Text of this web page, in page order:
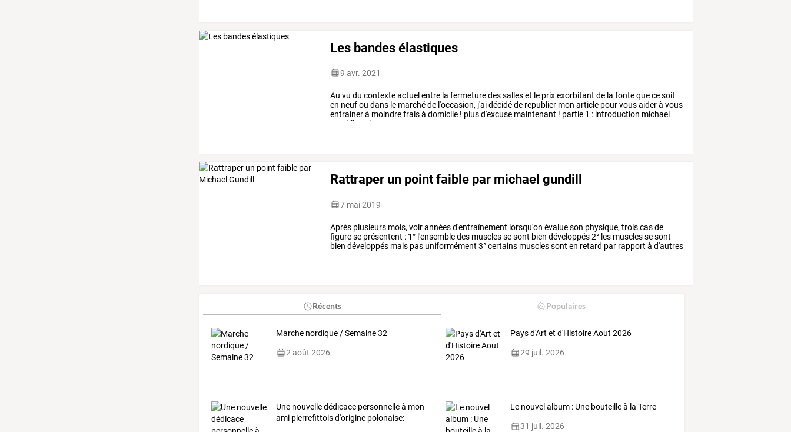
Les bandes élastiques
9 avr. 2021
Au vu du contexteactuel entre la fermeturedessalleset le prixexorbitant de la fontequecesoit
en neufou dans le marchéde l'occasion, j'aidécidéde republier mon article pourvousaiderà vous
entrainerà moindrefraisà domicile ! plusd'excuse maintenant ! partie 1 : introduction michael
gundill avait
Rattraper un point faible par michael gundill
7 mai 2019
Après plusieurs mois, voirannéesd'entraînement lorsqu'on évalueson physique, troiscasde
figurese présentent : 1° l'ensembledes musclessesont bien développés2° les musclessesont
bien développés mais pas uniformément 3°certains musclessont en retard par rapport à d'autres
Récents Populaires
Marche nordique / Semaine 32
2 août 2026
Pays d'Art et d'Histoire Aout 2026
29 juil. 2026
Unenouvelledédicacepersonnelleà mon
amipierrefittoisd'originepolonaise:
Le nouvel album : Une bouteille à la Terre
31 juil. 2026